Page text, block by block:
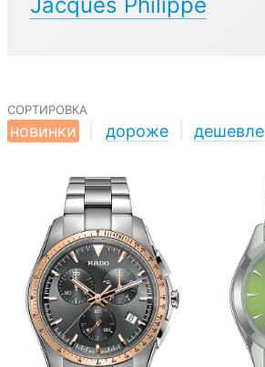
сортировка
новинки
дороже дешевле